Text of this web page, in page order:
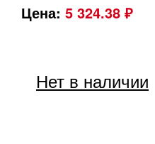
Цена: 5 324.38 ₽
Нет в наличии